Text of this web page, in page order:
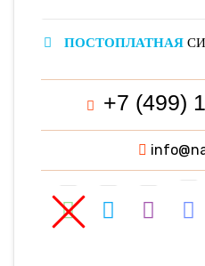
ПОСТОПЛАТНАЯ
+7 (499)